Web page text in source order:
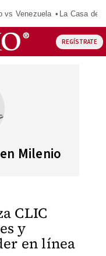
vs Venezuela La Casa de
REGÍSTRATE
Milenio
CLIC
y
en línea